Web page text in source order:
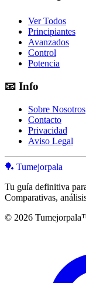
Ver Todos
Principiantes
Avanzados
Control
Potencia
📧 Info
Sobre Nosotros
Contacto
Privacidad
Aviso Legal
🏓 Tumejorpala
Tu guía definitiva
Comparativas,
© 2026